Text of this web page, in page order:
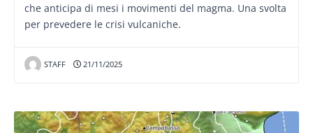
che anticipa di mesi i movimenti del magma. Una svolta
per prevedere le crisi vulcaniche.
STAFF 21/11/2025